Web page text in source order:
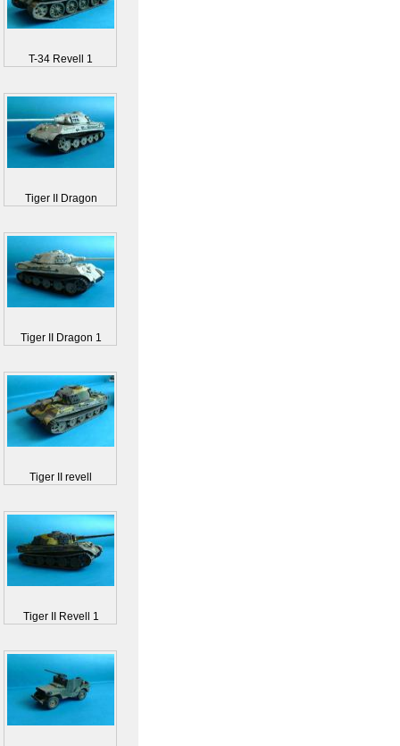
T-34 Revell 1
Tiger II Dragon
Tiger II Dragon 1
Tiger II revell
Tiger II Revell 1